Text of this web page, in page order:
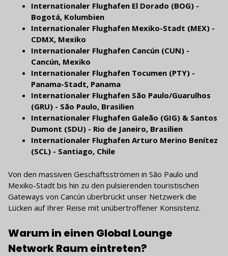
Internationaler Flughafen El Dorado (BOG) -
Bogotá, Kolumbien
Internationaler Flughafen Mexiko-Stadt (MEX) -
CDMX, Mexiko
Internationaler Flughafen Cancún (CUN) -
Cancún, Mexiko
Internationaler Flughafen Tocumen (PTY) -
Panama-Stadt, Panama
Internationaler Flughafen São Paulo/Guarulhos
(GRU) - São Paulo, Brasilien
Internationaler Flughafen Galeão (GIG) & Santos
Dumont (SDU) - Rio de Janeiro, Brasilien
Internationaler Flughafen Arturo Merino Benítez
(SCL) - Santiago, Chile
Von den massiven Geschäftsströmen in São Paulo und
Mexiko-Stadt bis hin zu den pulsierenden touristischen
Gateways von Cancún überbrückt unser Netzwerk die
Lücken auf Ihrer Reise mit unübertroffener Konsistenz.
Warum in einen Global Lounge
Network Raum eintreten?